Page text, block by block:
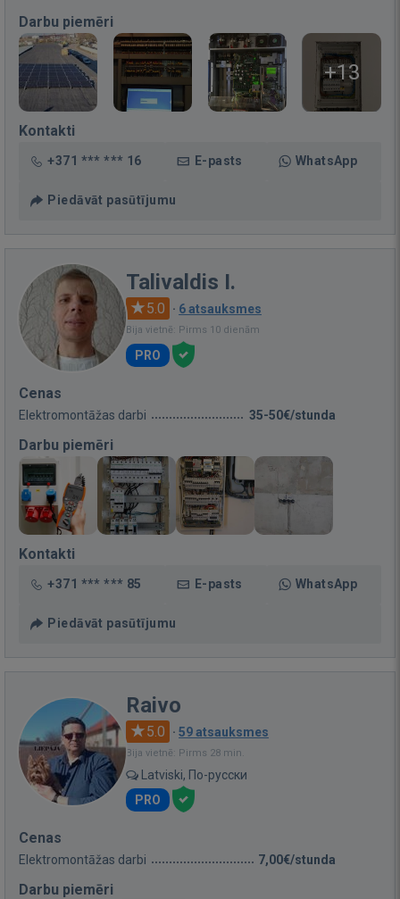
Darbu piemēri
+13
Kontakti
+371 *** *** 16 E-pasts WhatsApp
Piedāvāt pasūtījumu
Talivaldis I.
5.0 · 6 atsauksmes
Bija vietnē: Pirms 10 dienām
PRO
Cenas
Elektromontāžas darbi 35-50€/stunda
Darbu piemēri
Kontakti
+371 *** *** 85 E-pasts WhatsApp
Piedāvāt pasūtījumu
Raivo
5.0 · 59 atsauksmes
Bija vietnē: Pirms 28 min.
Latviski, По-русски
PRO
Cenas
Elektromontāžas darbi 7,00€/stunda
Darbu piemēri